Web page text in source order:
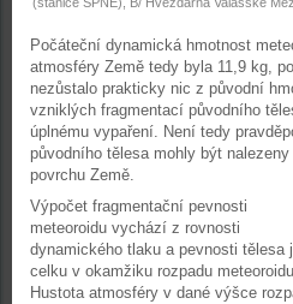
Počáteční dynamická hmotnost
atmosféry Země tedy byla 11,9 kg,
nezůstalo prakticky nic z původní
vzniklých fragmentací původního
úplnému vypaření. Není tedy
původního tělesa mohly být
povrchu Země.
Výpočet fragmentační pevnosti
meteoroidu vychází z rovnosti
dynamického tlaku a pevnosti tělesa
celku v okamžiku rozpadu
Hustota atmosféry v dané výšce